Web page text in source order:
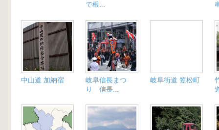
で根...
中山道 加納宿
岐阜信長まつ
り 信長...
岐阜街道 笠松町